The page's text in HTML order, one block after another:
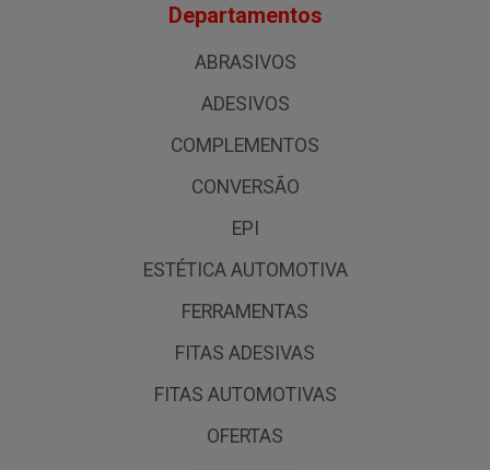
Departamentos
ABRASIVOS
ADESIVOS
COMPLEMENTOS
CONVERSÃO
EPI
ESTÉTICA AUTOMOTIVA
FERRAMENTAS
FITAS ADESIVAS
FITAS AUTOMOTIVAS
OFERTAS